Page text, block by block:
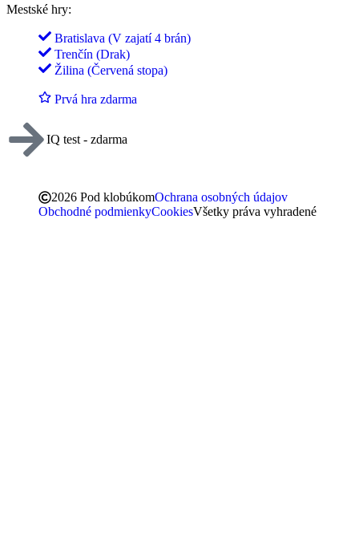
Mestské hry:
Bratislava (V zajatí 4 brán)
Trenčín (Drak)
Žilina (Červená stopa)
Prvá hra zdarma
IQ test - zdarma
2026 Pod klobúkomOchrana osobných údajov
Obchodné podmienkyCookiesVšetky práva vyhradené